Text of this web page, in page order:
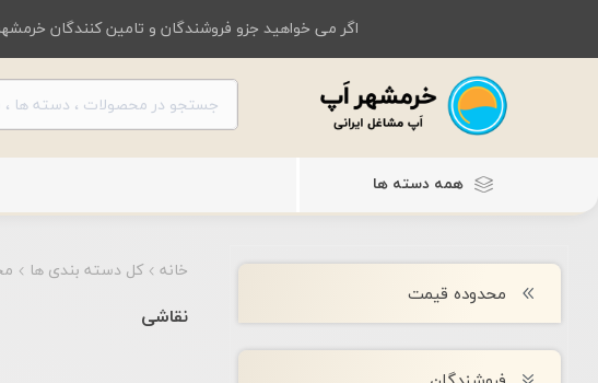
اگر می خواهید جزو فروشندگان و تامین کنندگان
همه دسته ها
خانه کل دسته بندی ها
نقاشی
محدوده قیمت